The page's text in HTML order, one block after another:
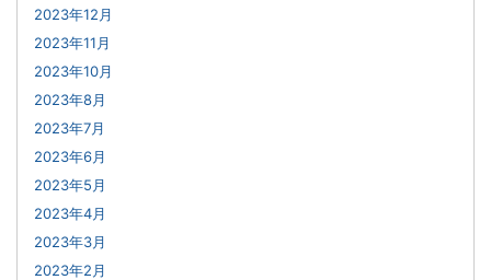
2023年12月
2023年11月
2023年10月
2023年8月
2023年7月
2023年6月
2023年5月
2023年4月
2023年3月
2023年2月